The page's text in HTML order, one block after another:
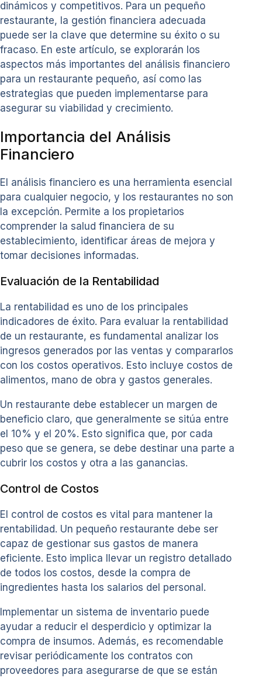
dinámicos y competitivos. Para un pequeño
restaurante, la gestión financiera adecuada
puede ser la clave que determine su éxito o su
fracaso. En este artículo, se explorarán los
aspectos más importantes del análisis financiero
para un restaurante pequeño, así como las
estrategias que pueden implementarse para
asegurar su viabilidad y crecimiento.
Importancia del Análisis
Financiero
El análisis financiero es una herramienta esencial
para cualquier negocio, y los restaurantes no son
la excepción. Permite a los propietarios
comprender la salud financiera de su
establecimiento, identificar áreas de mejora y
tomar decisiones informadas.
Evaluación de la Rentabilidad
La rentabilidad es uno de los principales
indicadores de éxito. Para evaluar la rentabilidad
de un restaurante, es fundamental analizar los
ingresos generados por las ventas y compararlos
con los costos operativos. Esto incluye costos de
alimentos, mano de obra y gastos generales.
Un restaurante debe establecer un margen de
beneficio claro, que generalmente se sitúa entre
el 10% y el 20%. Esto significa que, por cada
peso que se genera, se debe destinar una parte a
cubrir los costos y otra a las ganancias.
Control de Costos
El control de costos es vital para mantener la
rentabilidad. Un pequeño restaurante debe ser
capaz de gestionar sus gastos de manera
eficiente. Esto implica llevar un registro detallado
de todos los costos, desde la compra de
ingredientes hasta los salarios del personal.
Implementar un sistema de inventario puede
ayudar a reducir el desperdicio y optimizar la
compra de insumos. Además, es recomendable
revisar periódicamente los contratos con
proveedores para asegurarse de que se están